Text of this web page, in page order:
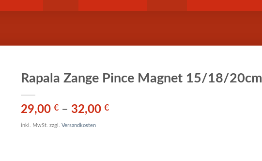
Rapala Zange Pince Magnet 15/18/20cm
29,00 €– 32,00 €
inkl. MwSt. zzgl. Versandkosten